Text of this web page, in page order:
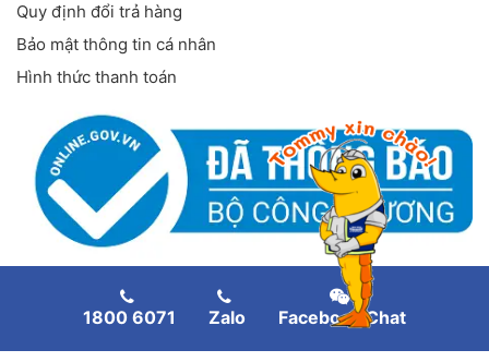
Quy định đổi trả hàng
Bảo mật thông tin cá nhân
Hình thức thanh toán
1800 6071
Zalo Facebook Chat